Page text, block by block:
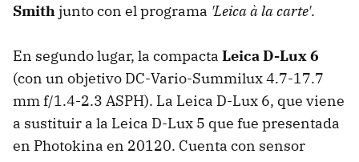
Smithjunto con el programa 'Leica à la carte'.
En segundo lugar, la compacta Leica D-Lux 6
(con un objetivo DC-Vario-Summilux 4.7-17.7
mm f/1.4-2.3 ASPH). La Leica D-Lux 6, que viene
a sustituir a la Leica D-Lux 5 que fue presentada
en Photokina en 20120. Cuenta con sensor